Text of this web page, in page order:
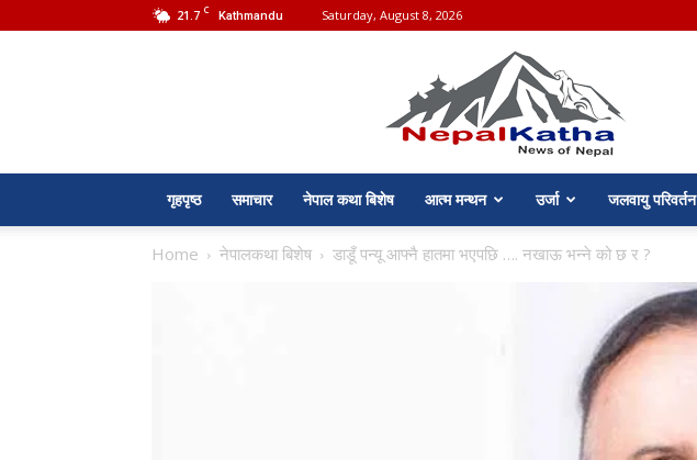
21.7 C Kathmandu Saturday, August 8, 2026
गृहपृष्ठ समाचार नेपाल कथा बिशेष आत्म मन्थन उर्जा जलवायु परिवर्तन
Home नेपालकथा बिशेष डाडूँ पन्यू आफ्नै हातमा भएपछि …. नखाऊ भन्ने को छ र ?